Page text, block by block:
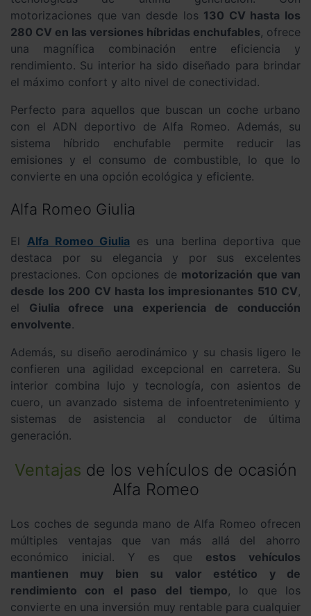
motorizaciones que van desde los 130 CV hasta los
280 CV en las versiones híbridas enchufables, ofrece
una magnífica combinación entre eficiencia y
rendimiento. Su interior ha sido diseñado para brindar
el máximo confort y alto nivel de conectividad.
Perfecto para aquellos que buscan un coche urbano
con el ADN deportivo de Alfa Romeo. Además, su
sistema híbrido enchufable permite reducir las
emisiones y el consumo de combustible, lo que lo
convierte en una opción ecológica y eficiente.
Alfa Romeo Giulia
El Alfa Romeo Giulia es una berlina deportiva que
destaca por su elegancia y por sus excelentes
prestaciones. Con opciones de motorización que van
desde los 200 CV hasta los impresionantes 510 CV,
el Giulia ofrece una experiencia de conducción
envolvente.
Además, su diseño aerodinámico y su chasis ligero le
confieren una agilidad excepcional en carretera. Su
interior combina lujo y tecnología, con asientos de
cuero, un avanzado sistema de infoentretenimiento y
sistemas de asistencia al conductor de última
generación.
Ventajas de los vehículos de ocasión
Alfa Romeo
Los coches de segunda mano de Alfa Romeo ofrecen
múltiples ventajas que van más allá del ahorro
económico inicial. Y es que estos vehículos
mantienen muy bien su valor estético y de
rendimiento con el paso del tiempo, lo que los
convierte en una inversión muy rentable para cualquier